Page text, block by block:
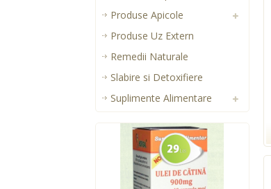
Produse Apicole
Produse Uz Extern
Remedii Naturale
Slabire si Detoxifiere
Suplimente Alimentare